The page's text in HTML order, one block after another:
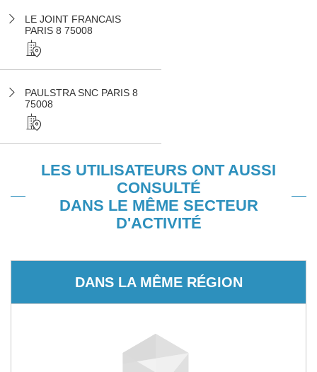
LE JOINT FRANCAIS
PARIS 8 75008
PAULSTRA SNC PARIS 8
75008
LES UTILISATEURS ONT AUSSI
CONSULTÉ
DANS LE MÊME SECTEUR
D'ACTIVITÉ
DANS LA MÊME RÉGION